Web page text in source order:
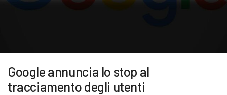
Google annuncia lo stop al
tracciamento degli utenti